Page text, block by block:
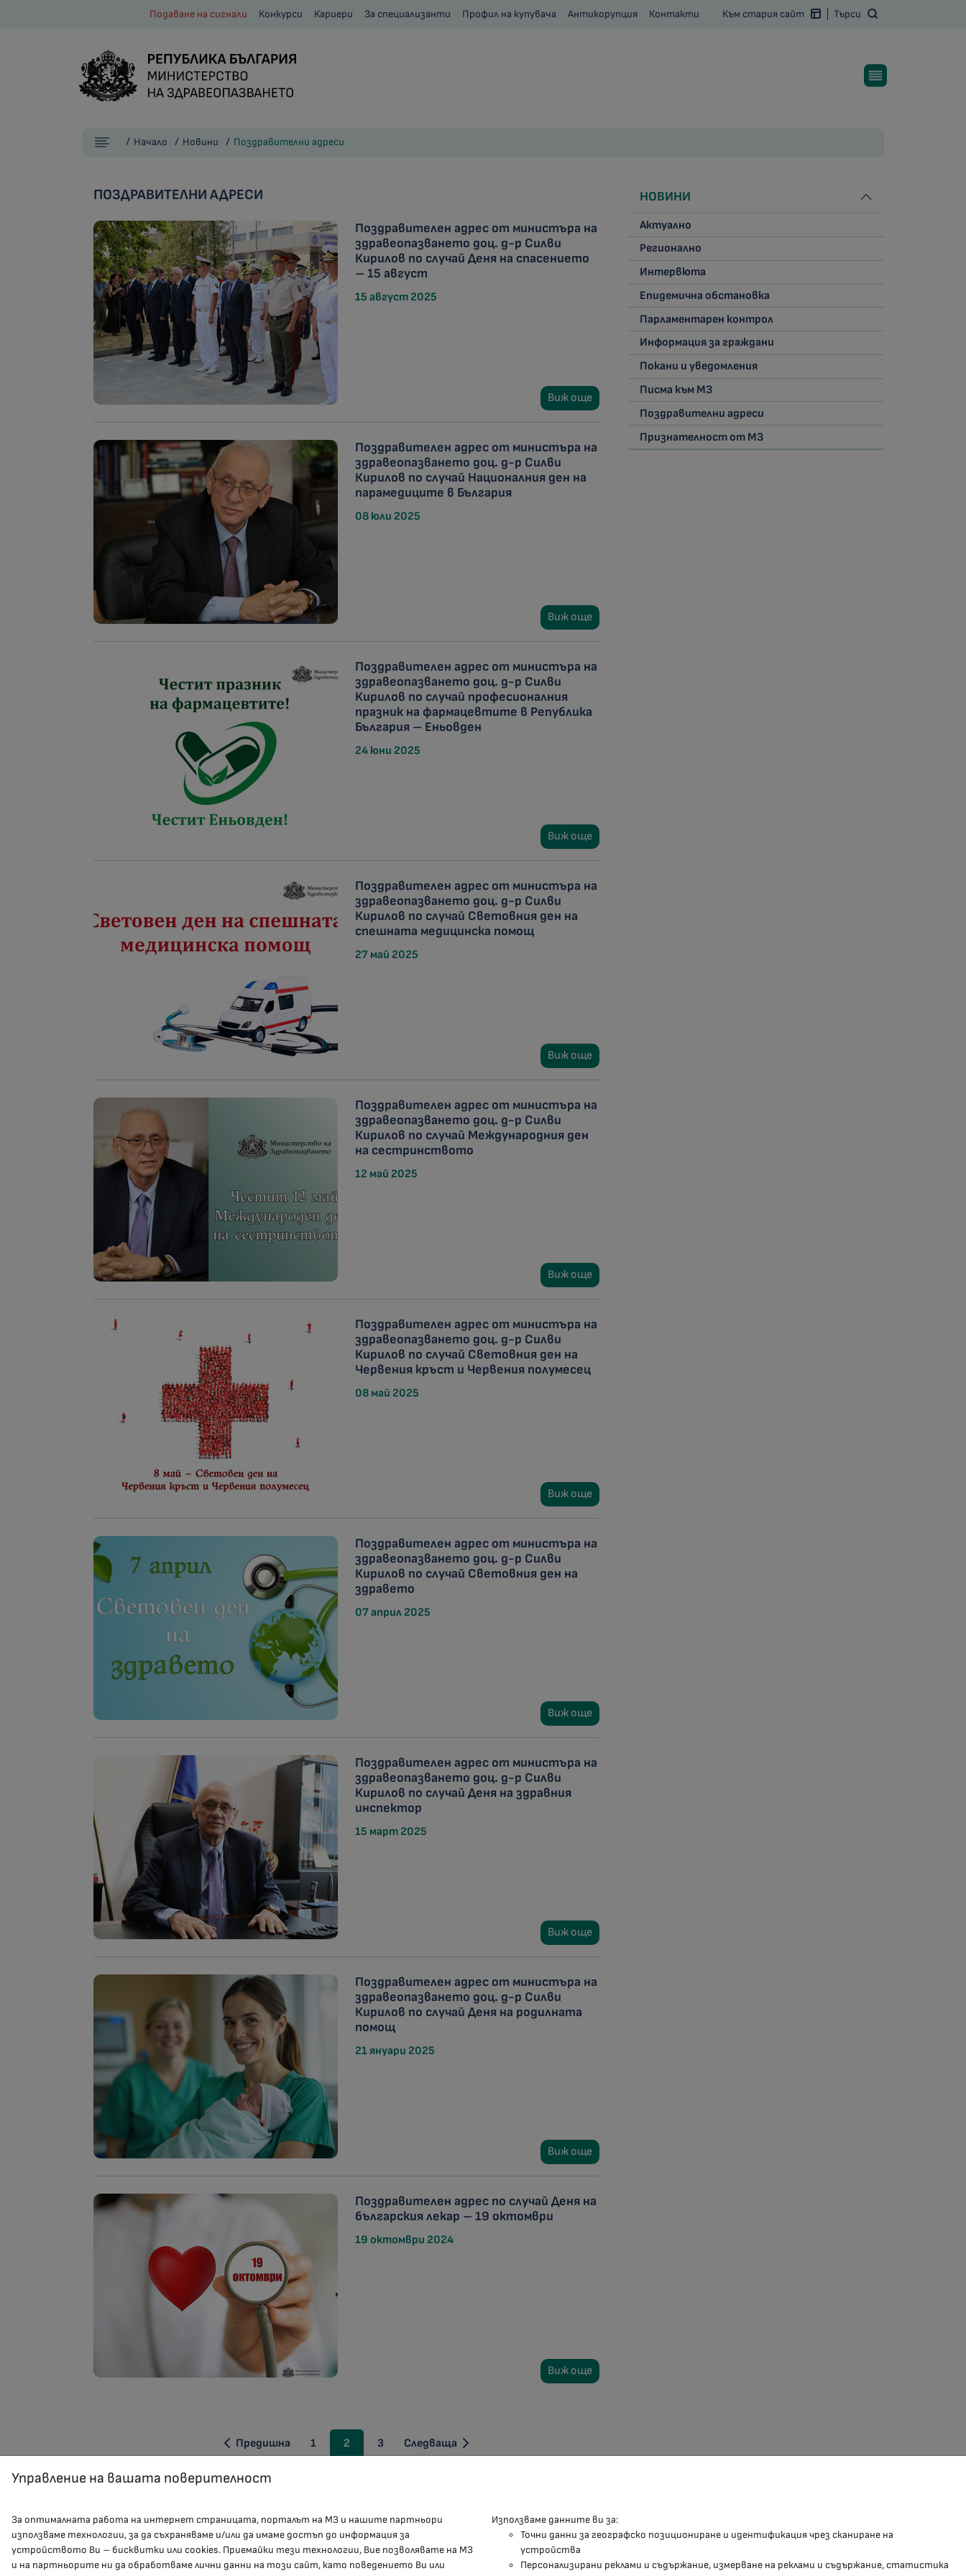
Подаване на сигнали Конкурси Кариери За специализанти Профил на купувача Антикорупция Контакти Към стария сайт Търси
Начало Новини Поздравителни адреси
ПОЗДРАВИТЕЛНИ АДРЕСИ
Поздравителен адрес от министъра на
здравеопазването доц. д-р Силви
Кирилов по случай Деня на спасението
– 15 август
15 август 2025
Виж още
Поздравителен адрес от министъра на
здравеопазването доц. д-р Силви
Кирилов по случай Националния ден на
парамедиците в България
08 юли 2025
Виж още
Поздравителен адрес от министъра на
здравеопазването доц. д-р Силви
Кирилов по случай професионалния
празник на фармацевтите в Република
България – Еньовден
24 юни 2025
Виж още
Поздравителен адрес от министъра на
здравеопазването доц. д-р Силви
Кирилов по случай Световния ден на
спешната медицинска помощ
27 май 2025
Виж още
Поздравителен адрес от министъра на
здравеопазването доц. д-р Силви
Кирилов по случай Международния ден
на сестринството
12 май 2025
Виж още
Поздравителен адрес от министъра на
здравеопазването доц. д-р Силви
Кирилов по случай Световния ден на
Червения кръст и Червения полумесец
08 май 2025
Виж още
Поздравителен адрес от министъра на
здравеопазването доц. д-р Силви
Кирилов по случай Световния ден на
здравето
07 април 2025
Виж още
Поздравителен адрес от министъра на
здравеопазването доц. д-р Силви
Кирилов по случай Деня на здравния
инспектор
15 март 2025
Виж още
Поздравителен адрес от министъра на
здравеопазването доц. д-р Силви
Кирилов по случай Деня на родилната
помощ
21 януари 2025
Виж още
Поздравителен адрес по случай Деня на
българския лекар – 19 октомври
19 октомври 2024
Виж още
Предишна 1 2 3 Следваща
НОВИНИ
Актуално
Регионално
Интервюта
Епидемична обстановка
Парламентарен контрол
Информация за граждани
Покани и уведомления
Писма към МЗ
Поздравителни адреси
Признателност от МЗ
гр.София, 1000, пл. „Света Неделя“ №5
Управление на вашата поверителност
За оптималната работа на интернет страницата, порталът на МЗ и нашите партньори
използваме технологии, за да съхраняваме и/или да имаме достъп до информация за
устройството Ви – бисквитки или cookies. Приемайки тези технологии, Вие позволявате на МЗ
и на партньорите ни да обработваме лични данни на този сайт, като поведението Ви или
Използваме данните ви за:
Точни данни за географско позициониране и идентификация чрез сканиране на
устройства
Персонализирани реклами и съдържание, измерване на реклами и съдържание, статистика